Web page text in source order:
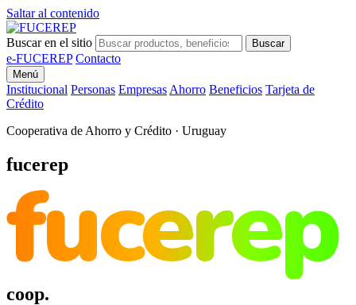
Saltar al contenido
Buscar en el sitio Buscar
e-FUCEREP Contacto
Menú
Institucional Personas Empresas Ahorro Beneficios Tarjeta de
Crédito
Cooperativa de Ahorro y Crédito · Uruguay
fucerep
fucerep
coop.